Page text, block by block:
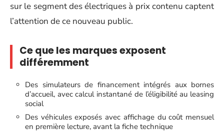
sur le segment des électriques à prix contenu captent
l’attention de ce nouveau public.
Ce que les marques exposent
différemment
Des simulateurs de financement intégrés aux bornes
d’accueil, avec calcul instantané de l’éligibilité au leasing
social
Des véhicules exposés avec affichage du coût mensuel
en première lecture, avant la fiche technique